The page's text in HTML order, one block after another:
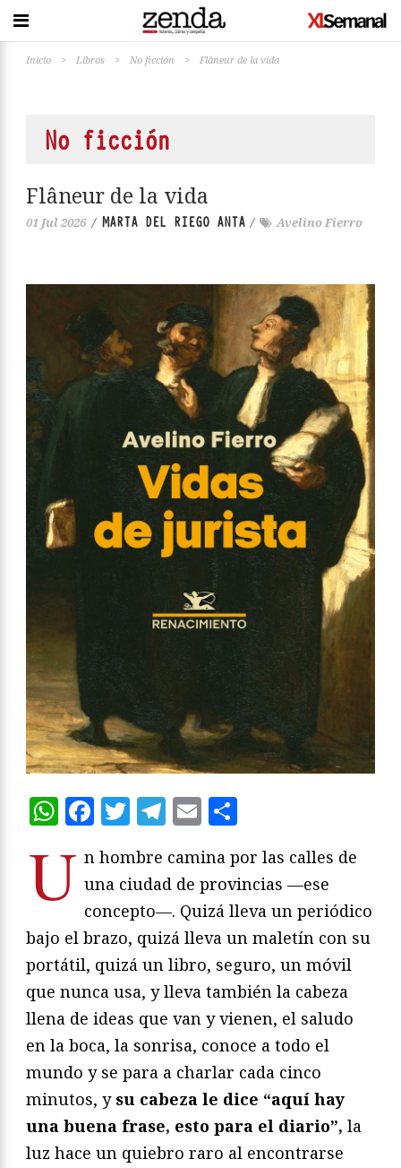
Inicio > Libros > No ficción > Flâneur de la vida
No ficción
Flâneur de la vida
01 Jul 2026 / MARTA DEL RIEGO ANTA / Avelino Fierro
WhatsApp
Facebook
Twitter
Telegram
Email
U n hombre camina por las calles de
una ciudad de provincias —ese
concepto—. Quizá lleva un periódico
bajo el brazo, quizá lleva un maletín con su
portátil, quizá un libro, seguro, un móvil
que nunca usa, y lleva también la cabeza
llena de ideas que van y vienen, el saludo
en la boca, la sonrisa, conoce a todo el
mundo y se para a charlar cada cinco
minutos, y su cabeza le dice “aquí hay
una buena frase, esto para el diario”, la
luz hace un quiebro raro al encontrarse